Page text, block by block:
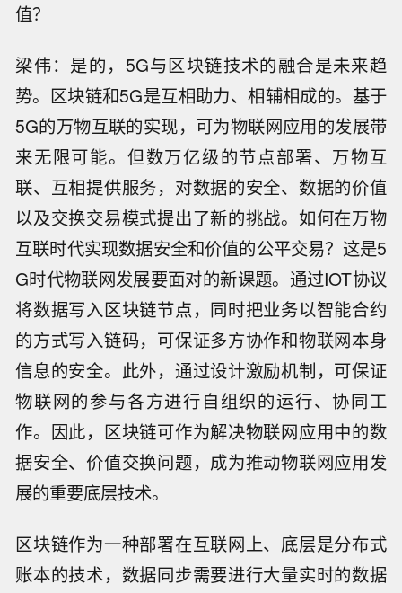
值？
梁伟：是的，5G与区块链技术的融合是未来趋
势。区块链和5G是互相助力、相辅相成的。基于
5G的万物互联的实现，可为物联网应用的发展带
来无限可能。但数万亿级的节点部署、万物互
联、互相提供服务，对数据的安全、数据的价值
以及交换交易模式提出了新的挑战。如何在万物
互联时代实现数据安全和价值的公平交易？这是5
G时代物联网发展要面对的新课题。通过IOT协议
将数据写入区块链节点，同时把业务以智能合约
的方式写入链码，可保证多方协作和物联网本身
信息的安全。此外，通过设计激励机制，可保证
物联网的参与各方进行自组织的运行、协同工
作。因此，区块链可作为解决物联网应用中的数
据安全、价值交换问题，成为推动物联网应用发
展的重要底层技术。
区块链作为一种部署在互联网上、底层是分布式
账本的技术，数据同步需要进行大量实时的数据